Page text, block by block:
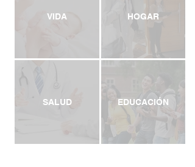
VIDA HOGAR
SALUD EDUCACIÓN